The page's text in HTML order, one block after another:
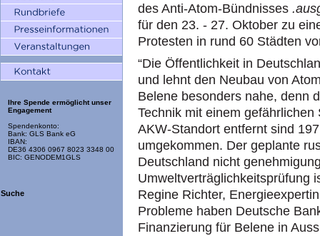
Ihre Spende ermöglicht unser
Engagement
Spendenkonto:
Bank: GLS Bank eG
IBAN:
DE36 4306 0967 8023 3348 00
BIC: GENODEM1GLS
Suche
des Anti-Atom-Bündnisses
für den 23. - 27. Oktober zu
Protesten in rund 60 Städten
“Die Öffentlichkeit in
und lehnt den Neubau von
Belene besonders nahe, denn
Technik mit einem
AKW-Standort entfernt sind
umgekommen. Der geplante
Deutschland nicht
Umweltverträglichkeitsprüfung
Regine Richter,
Probleme haben Deutsche
Finanzierung für Belene in